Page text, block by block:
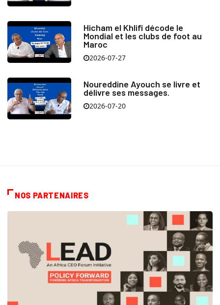
Hicham el Khlifi décode le
Mondial et les clubs de foot au
Maroc
2026-07-27
Noureddine Ayouch se livre et
délivre ses messages.
2026-07-20
NOS PARTENAIRES